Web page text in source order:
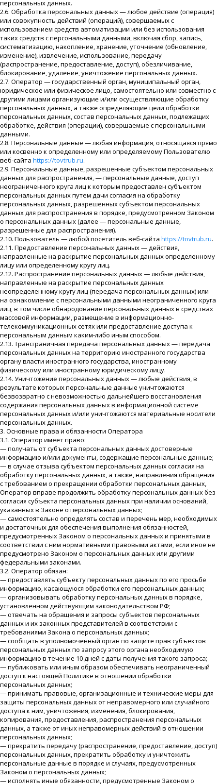
персональных данных.
2.6. Обработка персональных данных — любое действие (операция)
или совокупность действий (операций), совершаемых с
использованием средств автоматизации или без использования
таких средств с персональными данными, включая сбор, запись,
систематизацию, накопление, хранение, уточнение (обновление,
изменение), извлечение, использование, передачу
(распространение, предоставление, доступ), обезличивание,
блокирование, удаление, уничтожение персональных данных.
2.7. Оператор — государственный орган, муниципальный орган,
юридическое или физическое лицо, самостоятельно или совместно с
другими лицами организующие и/или осуществляющие обработку
персональных данных, а также определяющие цели обработки
персональных данных, состав персональных данных, подлежащих
обработке, действия (операции), совершаемые с персональными
данными.
2.8. Персональные данные — любая информация, относящаяся прямо
или косвенно к определенному или определяемому Пользователю
веб-сайта https://tovtrub.ru.
2.9. Персональные данные, разрешенные субъектом персональных
данных для распространения, — персональные данные, доступ
неограниченного круга лиц к которым предоставлен субъектом
персональных данных путем дачи согласия на обработку
персональных данных, разрешенных субъектом персональных
данных для распространения в порядке, предусмотренном Законом
о персональных данных (далее — персональные данные,
разрешенные для распространения).
2.10. Пользователь — любой посетитель веб-сайта https://tovtrub.ru.
2.11. Предоставление персональных данных — действия,
направленные на раскрытие персональных данных определенному
лицу или определенному кругу лиц.
2.12. Распространение персональных данных — любые действия,
направленные на раскрытие персональных данных
неопределенному кругу лиц (передача персональных данных) или
на ознакомление с персональными данными неограниченного круга
лиц, в том числе обнародование персональных данных в средствах
массовой информации, размещение в информационно-
телекоммуникационных сетях или предоставление доступа к
персональным данным каким-либо иным способом.
2.13. Трансграничная передача персональных данных — передача
персональных данных на территорию иностранного государства
органу власти иностранного государства, иностранному
физическому или иностранному юридическому лицу.
2.14. Уничтожение персональных данных — любые действия, в
результате которых персональные данные уничтожаются
безвозвратно с невозможностью дальнейшего восстановления
содержания персональных данных в информационной системе
персональных данных и/или уничтожаются материальные носители
персональных данных.
3. Основные права и обязанности Оператора
3.1. Оператор имеет право:
— получать от субъекта персональных данных достоверные
информацию и/или документы, содержащие персональные данные;
— в случае отзыва субъектом персональных данных согласия на
обработку персональных данных, а также, направления обращения
с требованием о прекращении обработки персональных данных,
Оператор вправе продолжить обработку персональных данных без
согласия субъекта персональных данных при наличии оснований,
указанных в Законе о персональных данных;
— самостоятельно определять состав и перечень мер, необходимых
и достаточных для обеспечения выполнения обязанностей,
предусмотренных Законом о персональных данных и принятыми в
соответствии с ним нормативными правовыми актами, если иное не
предусмотрено Законом о персональных данных или другими
федеральными законами.
3.2. Оператор обязан:
— предоставлять субъекту персональных данных по его просьбе
информацию, касающуюся обработки его персональных данных;
— организовывать обработку персональных данных в порядке,
установленном действующим законодательством РФ;
— отвечать на обращения и запросы субъектов персональных
данных и их законных представителей в соответствии с
требованиями Закона о персональных данных;
— сообщать в уполномоченный орган по защите прав субъектов
персональных данных по запросу этого органа необходимую
информацию в течение 10 дней с даты получения такого запроса;
— публиковать или иным образом обеспечивать неограниченный
доступ к настоящей Политике в отношении обработки
персональных данных;
— принимать правовые, организационные и технические меры для
защиты персональных данных от неправомерного или случайного
доступа к ним, уничтожения, изменения, блокирования,
копирования, предоставления, распространения персональных
данных, а также от иных неправомерных действий в отношении
персональных данных;
— прекратить передачу (распространение, предоставление, доступ)
персональных данных, прекратить обработку и уничтожить
персональные данные в порядке и случаях, предусмотренных
Законом о персональных данных;
— исполнять иные обязанности, предусмотренные Законом о